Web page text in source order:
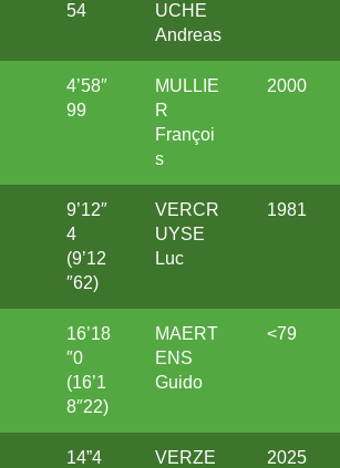
54
UCHE
Andreas
4’58″
99
MULLIE
R
Françoi
s
2000
9’12″
4
(9’12
″62)
VERCR
UYSE
Luc
1981
16’18
″0
(16’1
8″22)
MAERT
ENS
Guido
<79
14”4
VERZE
2025